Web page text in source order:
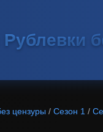
цензуры / Сезон 1 /